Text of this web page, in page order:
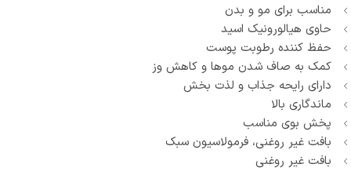
مناسب برای مو و بدن
حاوی هیالورونیک اسید
حفظ کننده رطوبت پوست
کمک به صاف شدن موها و کاهش وز
دارای رایحه جذاب و لذت بخش
ماندگاری بالا
پخش بوی مناسب
بافت غیر روغنی، فرمولاسیون سبک
بافت غیر روغنی